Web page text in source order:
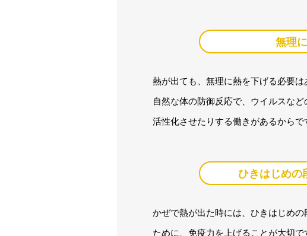
無理
熱が出ても、無理に熱を下げる必要
自然な体の防御反応で、ウイルスな
活性化させたりする働きがあるからで
ひきはじめの
かぜで熱が出た時には、ひきはじめ
ために、免疫力を上げることが大切